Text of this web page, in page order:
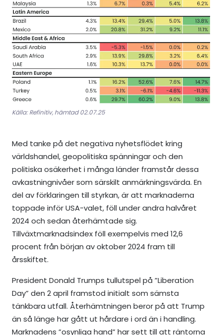
Källa: Refinitiv, hämtad 02.07.25
Med tanke på det negativa nyhetsflödet kring
världshandel, geopolitiska spänningar och den
politiska osäkerhet i många länder framstår dessa
avkastningnivåer som särskilt anmärkningsvärda. En
del av förklaringen till styrkan, är att marknaderna
toppade inför USA-valet, föll under andra halvåret
2024 och sedan återhämtade sig.
Tillväxtmarknadsindex föll exempelvis med 12,6
procent från början av oktober 2024 fram till
årsskiftet.
President Donald Trumps tullutspel på ”Liberation
Day” den 2 april framstod initialt som sämsta
tänkbara utfall. Återhämtningen beror på att Trump
än så länge har gått ut hårdare i ord än i handling.
Marknadens ”osynliga hand” har sett till att räntorna